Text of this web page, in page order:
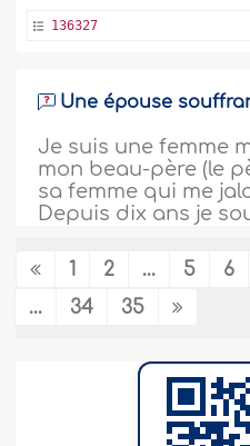
136327
Une épouse
Je suis une femme
mon beau-père (le
sa femme qui me
Depuis dix ans je
lorsque je sors de la
emprisonnée chez
nulle part seule.
Une nouvelle
1 2 ... 5 6
...
34 35